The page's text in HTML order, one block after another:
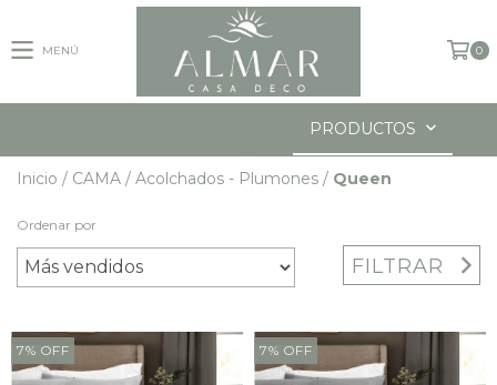
MENÚ 0
PRODUCTOS
Inicio / CAMA / Acolchados - Plumones / Queen
Ordenar por
FILTRAR
7% OFF 7% OFF